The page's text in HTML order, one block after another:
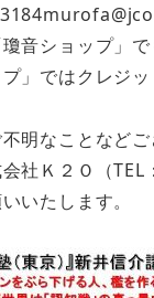
音ショップ」で
プ」ではクレ
明なことなど
社Ｋ２Ｏ（
いたします。